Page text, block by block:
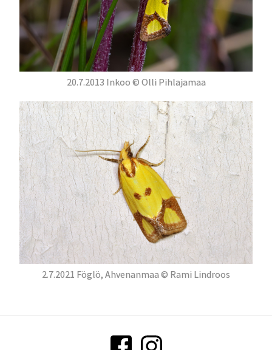
20.7.2013 Inkoo © Olli Pihlajamaa
2.7.2021 Föglö, Ahvenanmaa © Rami Lindroos